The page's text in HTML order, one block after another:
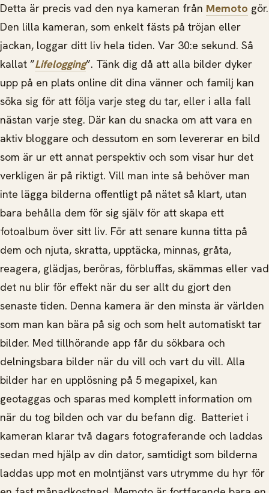
Detta är precis vad den nya kameran från Memoto gör.
Den lilla kameran, som enkelt fästs på tröjan eller
jackan, loggar ditt liv hela tiden. Var 30:e sekund. Så
kallat ”Lifelogging”. Tänk dig då att alla bilder dyker
upp på en plats online dit dina vänner och familj kan
söka sig för att följa varje steg du tar, eller i alla fall
nästan varje steg. Där kan du snacka om att vara en
aktiv bloggare och dessutom en som levererar en bild
som är ur ett annat perspektiv och som visar hur det
verkligen är på riktigt. Vill man inte så behöver man
inte lägga bilderna offentligt på nätet så klart, utan
bara behålla dem för sig själv för att skapa ett
fotoalbum över sitt liv. För att senare kunna titta på
dem och njuta, skratta, upptäcka, minnas, gråta,
reagera, glädjas, beröras, förbluffas, skämmas eller vad
det nu blir för effekt när du ser allt du gjort den
senaste tiden. Denna kamera är den minsta är världen
som man kan bära på sig och som helt automatiskt tar
bilder. Med tillhörande app får du sökbara och
delningsbara bilder när du vill och vart du vill. Alla
bilder har en upplösning på 5 megapixel, kan
geotaggas och sparas med komplett information om
när du tog bilden och var du befann dig. Batteriet i
kameran klarar två dagars fotograferande och laddas
sedan med hjälp av din dator, samtidigt som bilderna
laddas upp mot en molntjänst vars utrymme du hyr för